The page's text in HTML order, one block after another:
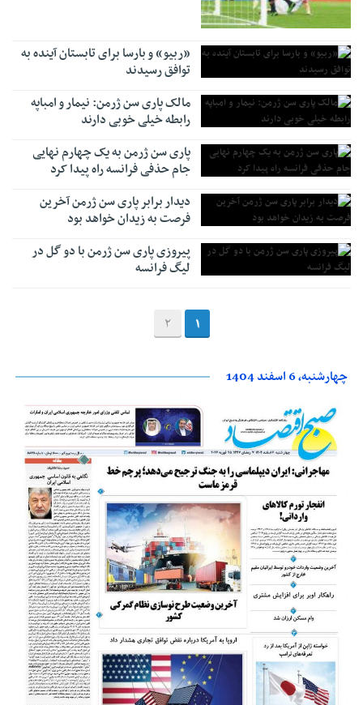
«ربیو» و بارسا برای تابستان آینده به
توافق رسیدند
مالک پاری سن ژرمن: نیمار و امباپه
رابطه خیلی خوبی دارند
پاری سن ژرمن به یک چهارم نهایی
جام حذفی فرانسه راه پیدا کرد
دیدار برابر پاری سن ژرمن آخرین
فرصت به زیدان خواهد بود
پیروزی پاری سن ژرمن با دو گل در
لیگ فرانسه
1
2
چهارشنبه، 6 اسفند 1404